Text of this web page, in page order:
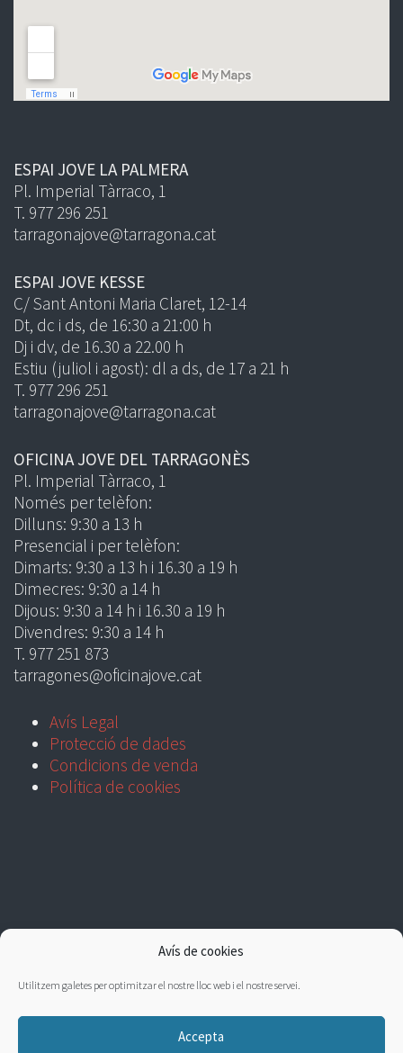
Avís de cookies
Utilitzem galetes per optimitzar el nostre lloc web i el nostre servei.
Accepta
ESPAI JOVE LA PALMERA
Pl. Imperial Tàrraco, 1
T. 977 296 251
tarragonajove@tarragona.cat
ESPAI JOVE KESSE
C/ Sant Antoni Maria Claret, 12-14
Dt, dc i ds, de 16:30 a 21:00 h
Dj i dv, de 16.30 a 22.00 h
Estiu (juliol i agost): dl a ds, de 17 a 21 h
T. 977 296 251
tarragonajove@tarragona.cat
OFICINA JOVE DEL TARRAGONÈS
Pl. Imperial Tàrraco, 1
Només per telèfon:
Dilluns: 9:30 a 13 h
Presencial i per telèfon:
Dimarts: 9:30 a 13 h i 16.30 a 19 h
Dimecres: 9:30 a 14 h
Dijous: 9:30 a 14 h i 16.30 a 19 h
Divendres: 9:30 a 14 h
T. 977 251 873
tarragones@oficinajove.cat
Avís Legal
Protecció de dades
Condicions de venda
Política de cookies